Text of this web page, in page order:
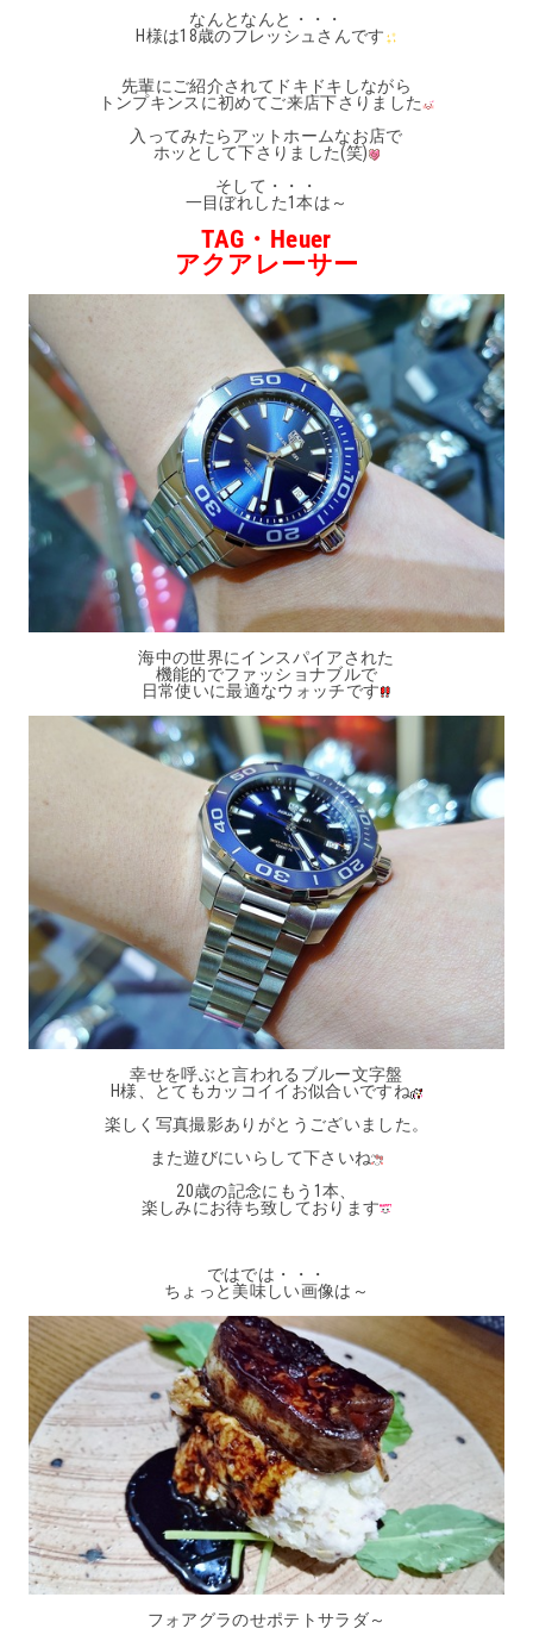
なんとなんと・・・
H様は18歳のフレッシュさんです
先輩にご紹介されてドキドキしながら
トンプキンスに初めてご来店下さりました
入ってみたらアットホームなお店で
ホッとして下さりました(笑)
そして・・・
一目ぼれした1本は～
TAG・Heuer
アクアレーサー
海中の世界にインスパイアされた
機能的でファッショナブルで
日常使いに最適なウォッチです
幸せを呼ぶと言われるブルー文字盤
H様、とてもカッコイイお似合いですね
楽しく写真撮影ありがとうございました。
また遊びにいらして下さいね
20歳の記念にもう1本、
楽しみにお待ち致しております
ではでは・・・
ちょっと美味しい画像は～
フォアグラのせポテトサラダ～